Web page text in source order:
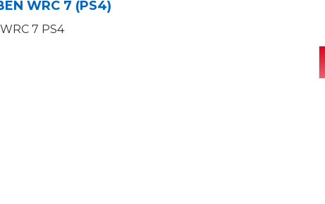
WRC 7 (PS4)
WRC 7 PS4